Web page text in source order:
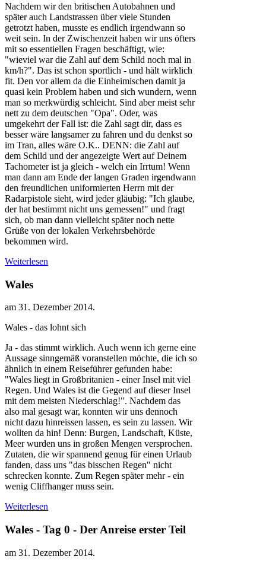
Nachdem wir den britischen Autobahnen und
später auch Landstrassen über viele Stunden
getrotzt haben, musste es endlich irgendwann so
weit sein. In der Zwischenzeit haben wir uns öfters
mit so essentiellen Fragen beschäftigt, wie:
"wieviel war die Zahl auf dem Schild noch mal in
km/h?". Das ist schon sportlich - und hält wirklich
fit. Den vor allem da die Einheimischen damit ja
quasi kein Problem haben und sich wundern, wenn
man so merkwürdig schleicht. Sind aber meist sehr
nett zu dem deutschen "Opa". Oder, was
umgekehrt der Fall ist: die Zahl sagt dir, dass es
besser wäre langsamer zu fahren und du denkst so
im Tran, alles wäre O.K.. DENN: die Zahl auf
dem Schild und der angezeigte Wert auf Deinem
Tachometer ist ja gleich - welch ein Irrtum! Wenn
man dann am Ende der langen Graden irgendwann
den freundlichen uniformierten Herrn mit der
Radarpistole sieht, wird jeder gläubig: "Ich glaube,
der hat bestimmt nicht uns gemessen!" und fragt
sich, ob man dann vielleicht später noch nette
Grüße von der lokalen Verkehrsbehörde
bekommen wird.
Weiterlesen
Wales
am 31. Dezember 2014.
Wales - das lohnt sich
Ja - das stimmt wirklich. Auch wenn ich gerne eine
Aussage sinngemäß voranstellen möchte, die ich so
ähnlich in einem Reiseführer gefunden habe:
"Wales liegt in Großbritanien - einer Insel mit viel
Regen. Und Wales ist die Gegend auf dieser Insel
mit dem meisten Niederschlag!". Nachdem das
also mal gesagt war, konnten wir uns dennoch
nicht dazu hinreissen lassen, es sein zu lassen. Wir
wollten da hin! Denn: Burgen, Landschaft, Küste,
Meer wurden uns in großen Mengen versprochen.
Zutaten, die wir spannend genug für einen Urlaub
fanden, dass uns "das bisschen Regen" nicht
schrecken konnte. Zum Regen später mehr - ein
wenig Cliffhanger muss sein.
Weiterlesen
Wales - Tag 0 - Der Anreise erster Teil
am 31. Dezember 2014.